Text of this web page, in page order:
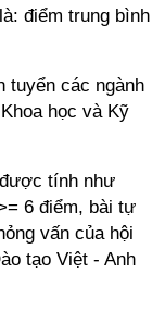
điểm trung bình
tuyển các ngành
học và Kỹ
tính như
6 điểm, bài tự
vấn của hội
tạo Việt - Anh